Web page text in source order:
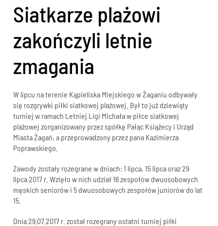
Siatkarze plażowi
zakończyli letnie
zmagania
W lipcu na terenie Kąpieliska Miejskiego w Żaganiu odbywały
się rozgrywki piłki siatkowej plażowej. Był to już dziewiąty
turniej w ramach Letniej Ligi Michała w piłce siatkowej
plażowej zorganizowany przez spółkę Pałąc Książecy i Urząd
Miasta Żagań, a przeprowadzony przez pana Kazimierza
Poprawskiego.
Zawody zostały rozegrane w dniach: 1 lipca, 15 lipca oraz 29
lipca 2017 r. Wzięło w nich udział 16 zespołów dwuosobowych
męskich seniorów i 5 dwuosobowych zespołów juniorów do lat
15.
Dnia 29.07.2017 r. został rozegrany ostatni turniej piłki